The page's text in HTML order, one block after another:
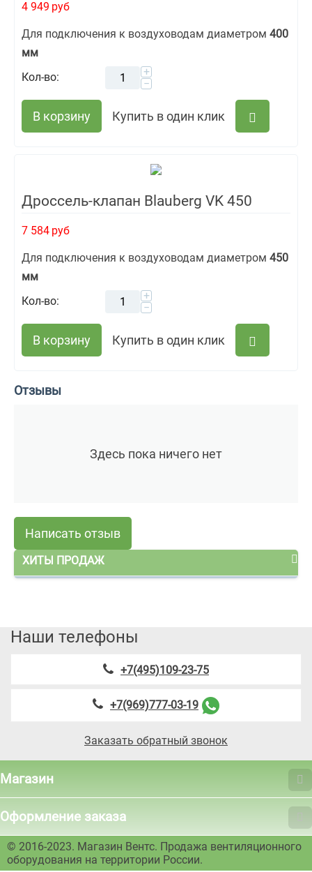
4 949 руб
Для подключения к воздуховодам диаметром 400
мм
Кол-во:
+
−
В корзину Купить в один клик
Дроссель-клапан Blauberg VK 450
7 584 руб
Для подключения к воздуховодам диаметром 450
мм
Кол-во:
+
−
В корзину Купить в один клик
Отзывы
Здесь пока ничего нет
Написать отзыв
ХИТЫ ПРОДАЖ
Наши телефоны
+7(495)109-23-75
+7(969)777-03-19
Заказать обратный звонок
Магазин
Оформление заказа
© 2016-2023. Магазин Вентс. Продажа вентиляционного
оборудования на территории России.